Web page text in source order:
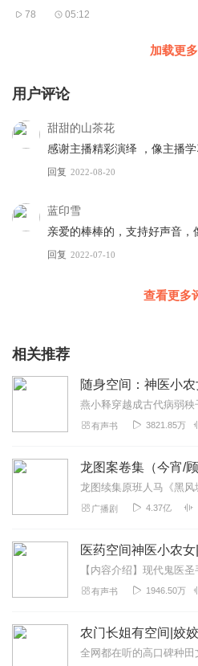
78 05:12
加载更多
用户评论
甜甜的山茶花
感谢主播精彩演绎 ，像主播
回复 2022-08-20
蓝印雪
亲爱的棒棒的，支持好声音，
回复 2022-07-10
查看更多
相关推荐
随身空间：神医小
有声书 3821.85万
广播剧 4.37亿
医药空间神医小农女
有声书 1946.50万